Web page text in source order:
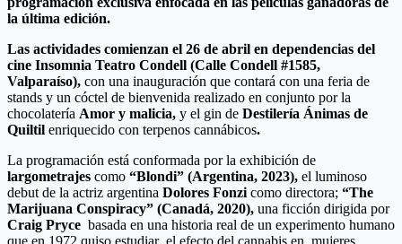
la última edición.
Las actividades comienzan el 26 de abril en dependencias del
cine Insomnia Teatro Condell (Calle Condell #1585,
Valparaíso), con una inauguración que contará con una feria de
stands y un cóctel de bienvenida realizado en conjunto por la
chocolatería Amor y malicia, y el gin de Destilería Ánimas de
Quiltil enriquecido con terpenos cannábicos.
La programación está conformada por la exhibición de
largometrajes como “Blondi” (Argentina, 2023), el luminoso
debut de la actriz argentina Dolores Fonzi como directora; “The
Marijuana Conspiracy” (Canadá, 2020), una ficción dirigida por
Craig Pryce basada en una historia real de un experimento humano
que en 1972 quiso estudiar el efecto del cannabis en mujeres